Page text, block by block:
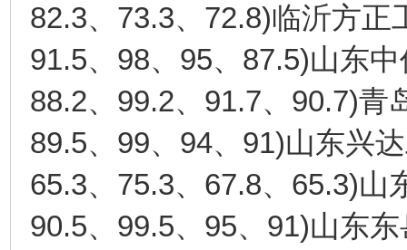
82.3、 73.3、 72.8)临沂方正
91.5、 98、 95、 87.5)山东
88.2、 99.2、 91.7、 90.7)青
89.5、 99、 94、 91)山东兴
65.3、 75.3、 67.8、 65.3)山
90.5、 99.5、 95、 91)山东